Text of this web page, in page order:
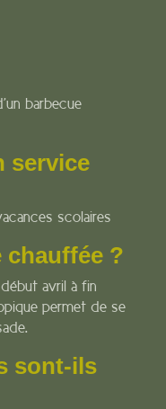
barbecue
service
scolaires
chauffée ?
avril à fin
permet de se
sont-ils